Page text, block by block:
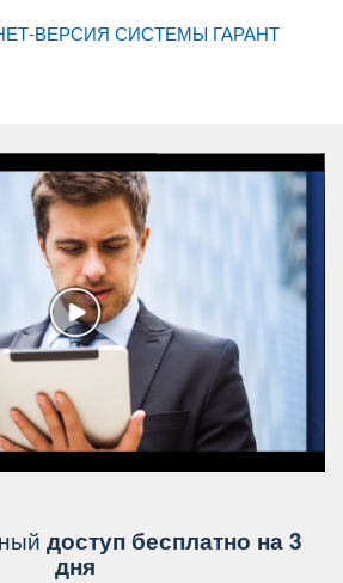
ВЕРСИЯ СИСТЕМЫ ГАРАНТ
доступ бесплатно на 3
дня